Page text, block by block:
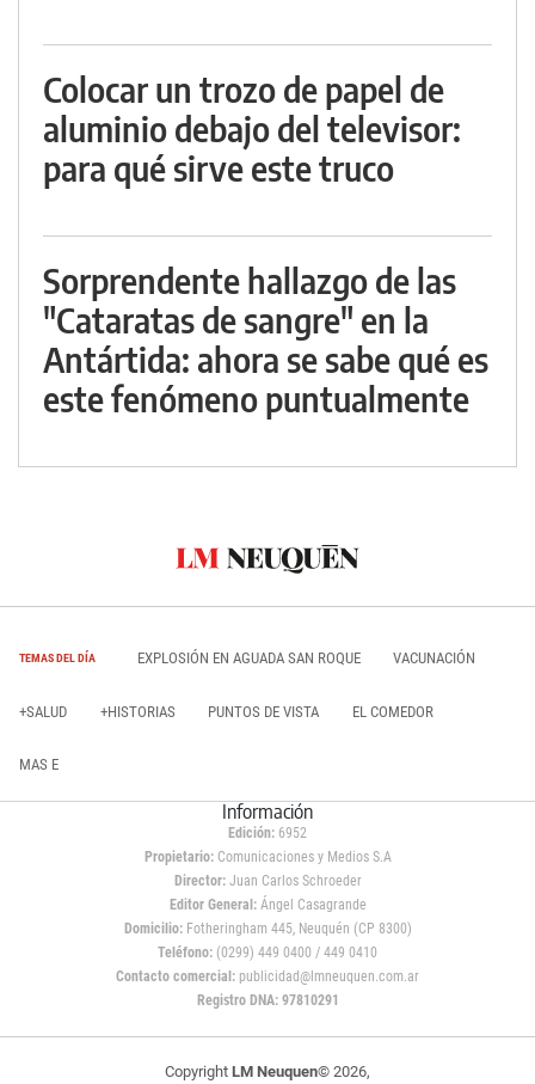
Colocar un trozo de papel de
aluminio debajo del televisor:
para qué sirve este truco
Sorprendente hallazgo de las
"Cataratas de sangre" en la
Antártida: ahora se sabe qué es
este fenómeno puntualmente
TEMAS DEL DÍA EXPLOSIÓN EN AGUADA SAN ROQUE VACUNACIÓN
+SALUD +HISTORIAS PUNTOS DE VISTA EL COMEDOR
MAS E
Información
Edición: 6952
Propietario:Comunicaciones y Medios S.A
Director: Juan Carlos Schroeder
Editor General:Ángel Casagrande
Domicilio:Fotheringham 445, Neuquén (CP 8300)
Teléfono: (0299) 449 0400 / 449 0410
Contacto comercial: publicidad@lmneuquen.com.ar
Registro DNA: 97810291
Copyright LM Neuquen© 2026,